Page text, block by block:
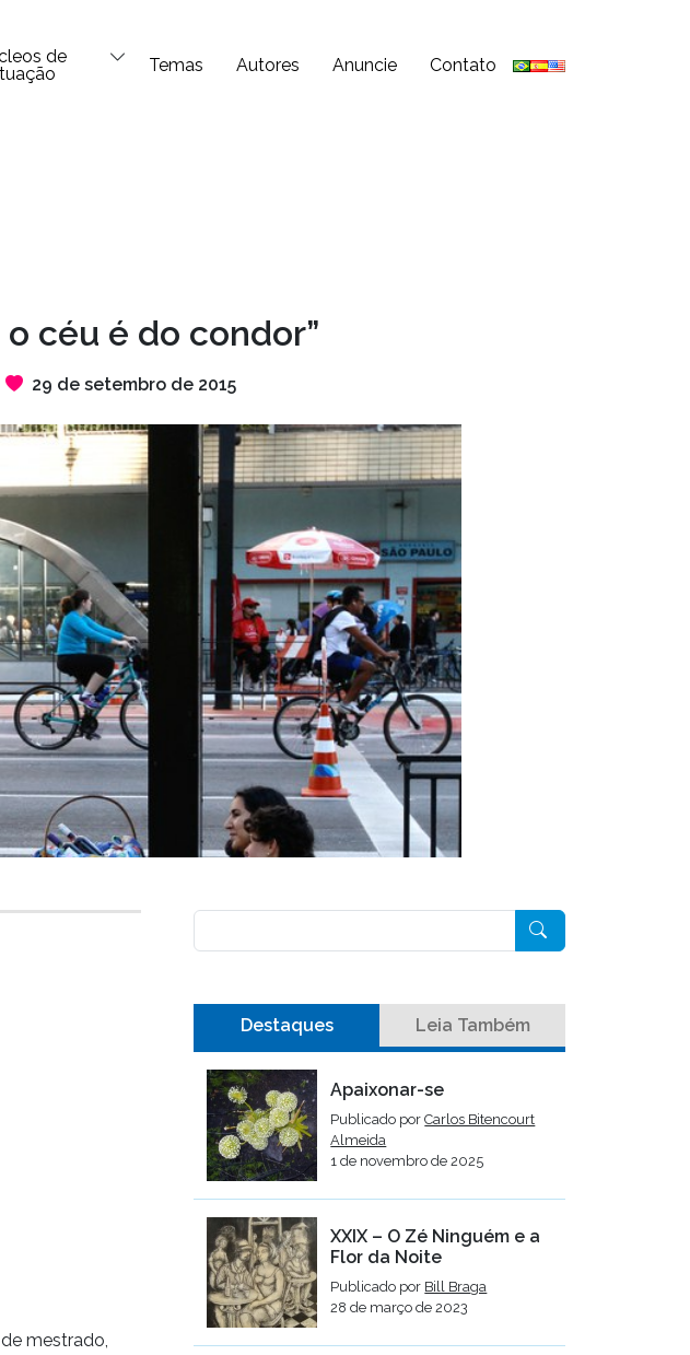
de
Temas Autores Anuncie Contato
céu é do condor”
29 de setembro de 2015
mestrado,
Destaques Leia Também
Apaixonar-se
Publicado porCarlos Bitencourt
Almeida
1 de novembro de 2025
XXIX – O Zé Ninguém e a
Flor da Noite
Publicado por Bill Braga
28 de março de 2023